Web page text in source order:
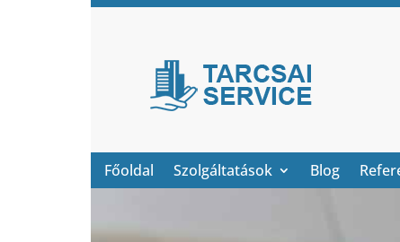
Főoldal Szolgáltatások Blog